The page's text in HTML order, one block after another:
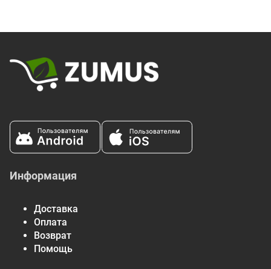
Кверцетин
25 мг
Бромелаин
Информация
Доставка
Оплата
Возврат
Помощь